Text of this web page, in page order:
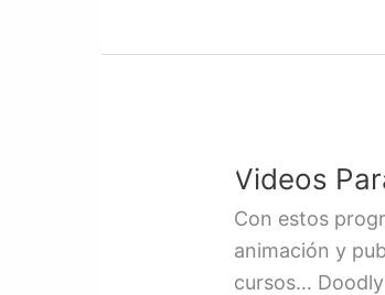
Videos
Con estos
animación y
cursos…
Videos
Para
Redes